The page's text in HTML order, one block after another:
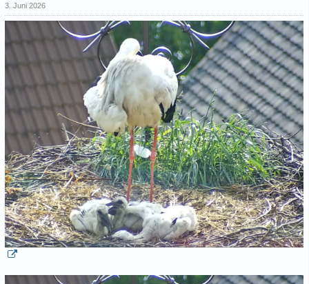
3. Juni 2026